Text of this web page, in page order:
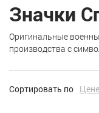
Значки
Оригинальные
производства с
Сортировать по Цене